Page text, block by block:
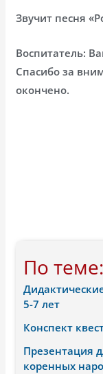
Звучит песня
Воспитатель:
Спасибо за
окончено.
По теме:
5-7 лет
Конспект
Презентация
коренных